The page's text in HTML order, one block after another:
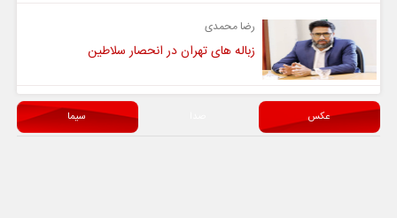
رضا محمدی
زباله های تهران در انحصار سلاطین
عکس سیما